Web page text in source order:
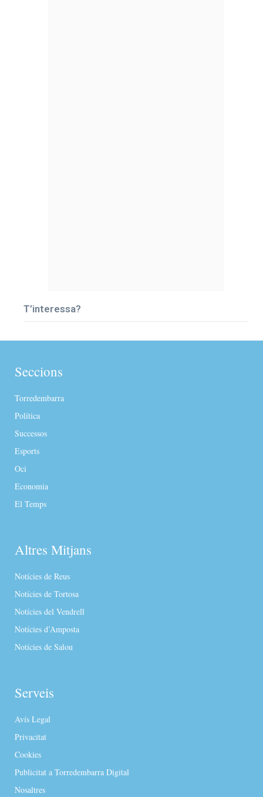
T’interessa?
Seccions
Torredembarra
Política
Successos
Esports
Oci
Economia
El Temps
Altres Mitjans
Notícies de Reus
Notícies de Tortosa
Notícies del Vendrell
Notícies d’Amposta
Notícies de Salou
Serveis
Avís Legal
Privacitat
Cookies
Publicitat a Torredembarra Digital
Nosaltres